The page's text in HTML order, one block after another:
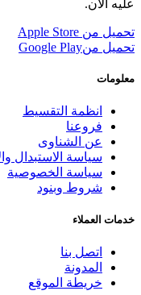
عليه الآن.
تحميل من Apple Store
تحميل منGoogle Play
معلومات
انظمة التقسيط
فروعنا
عن الشناوى
سياسة الاستبدال
سياسة الخصوصية
شروط وبنود
خدمات العملاء
اتصل بنا
المدونة
خريطة الموقع